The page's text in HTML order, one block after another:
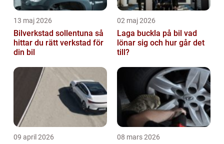
13 maj 2026
Bilverkstad sollentuna så
hittar du rätt verkstad för
din bil
02 maj 2026
Laga buckla på bil vad
lönar sig och hur går det
till?
09 april 2026 08 mars 2026